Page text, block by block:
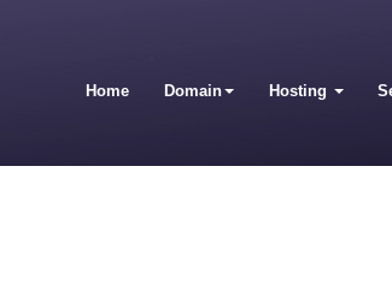
Home Domain Hosting